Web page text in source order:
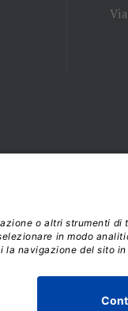
| P.IVA
Protezione dei
Forlanini, 21 -